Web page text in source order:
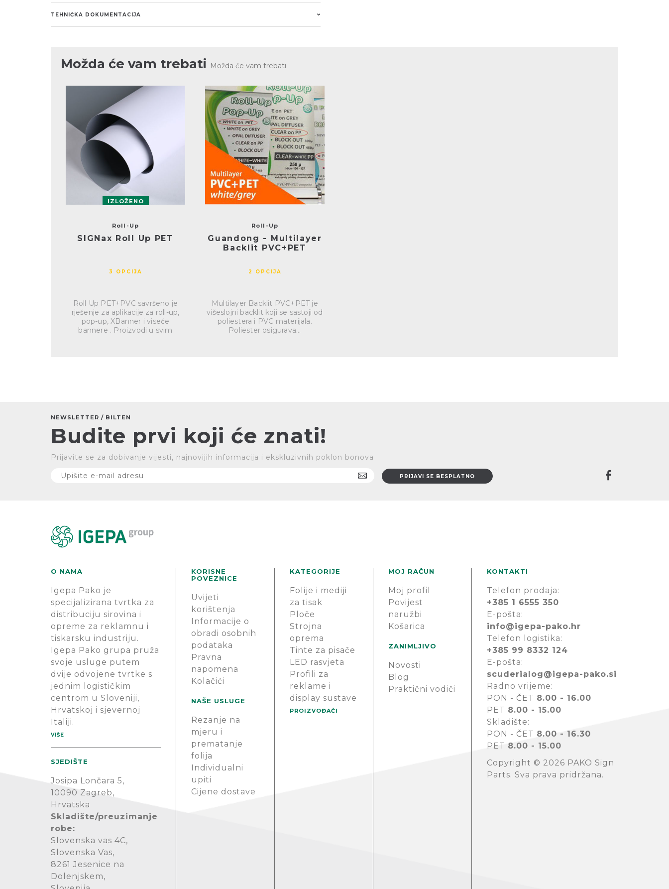
TEHNIČKA DOKUMENTACIJA
Možda će vam trebati Možda će vam trebati
IZLOŽENO
Roll-Up
SIGNax Roll Up PET
3 OPCIJA
Roll Up PET+PVC savršeno je
rješenje za aplikacije za roll-up,
pop-up, XBanner i viseće
bannere . Proizvodi u svim
Roll-Up
Guandong - Multilayer
Backlit PVC+PET
2 OPCIJA
Multilayer Backlit PVC+PET je
višeslojni backlit koji se sastoji od
poliestera i PVC materijala.
Poliester osigurava...
NEWSLETTER / BILTEN
Budite prvi koji će znati!
Prijavite se za dobivanje vijesti, najnovijih informacija i ekskluzivnih poklon bonova
O NAMA
Igepa Pako je
specijalizirana tvrtka za
distribuciju sirovina i
opreme za reklamnu i
tiskarsku industriju.
Igepa Pako grupa pruža
svoje usluge putem
dvije odvojene tvrtke s
jednim logističkim
centrom u Sloveniji,
Hrvatskoj i sjevernoj
Italiji.
VIŠE
SJEDIŠTE
Josipa Lončara 5,
10090 Zagreb,
Hrvatska
Skladište/preuzimanje
robe:
Slovenska vas 4C,
Slovenska Vas,
8261 Jesenice na
Dolenjskem,
KORISNE
POVEZNICE
Uvijeti
korištenja
Informacije o
obradi osobnih
podataka
Pravna
napomena
Kolačići
NAŠE USLUGE
Rezanje na
mjeru i
prematanje
folija
Individualni
upiti
Cijene dostave
KATEGORIJE
Folije i mediji
za tisak
Ploče
Strojna
oprema
Tinte za pisače
LED rasvjeta
Profili za
reklame i
display sustave
PROIZVOĐAČI
MOJ RAČUN
Moj profil
Povijest
naružbi
Košarica
ZANIMLJIVO
Novosti
Blog
Praktični vodiči
KONTAKTI
Telefon prodaja:
+385 1 6555 350
E-pošta:
info@igepa-pako.hr
Telefon logistika:
+385 99 8332 124
E-pošta:
scuderialog@igepa-pako.si
Radno vrijeme:
PON - ČET 8.00 - 16.00
PET 8.00 - 15.00
Skladište:
PON - ČET 8.00 - 16.30
PET 8.00 - 15.00
Copyright © 2026 PAKO Sign
Parts. Sva prava pridržana.